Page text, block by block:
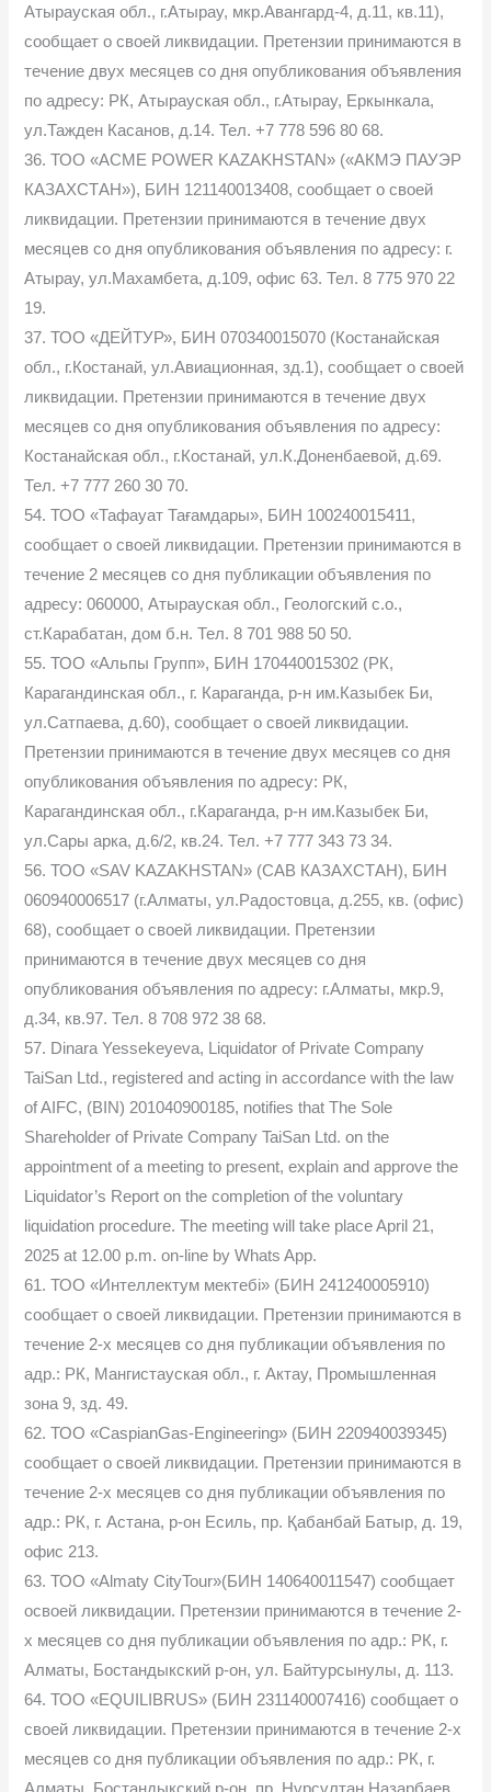
Атырауская обл., г.Атырау, мкр.Авангард-4, д.11, кв.11),
сообщает о своей ликвидации. Претензии принимаются в
течение двух месяцев со дня опубликования объявления
по адресу: РК, Атырауская обл., г.Атырау, Еркынкала,
ул.Тажден Касанов, д.14. Тел. +7 778 596 80 68.
36. ТОО «АСМЕ POWER KAZAKHSTAN» («АКМЭ ПАУЭР
КАЗАХСТАН»), БИН 121140013408, сообщает о своей
ликвидации. Претензии принимаются в течение двух
месяцев со дня опубликования объявления по адресу: г.
Атырау, ул.Махамбета, д.109, офис 63. Тел. 8 775 970 22
19.
37. ТОО «ДЕЙТУР», БИН 070340015070 (Костанайская
обл., г.Костанай, ул.Авиационная, зд.1), сообщает о своей
ликвидации. Претензии принимаются в течение двух
месяцев со дня опубликования объявления по адресу:
Костанайская обл., г.Костанай, ул.К.Доненбаевой, д.69.
Тел. +7 777 260 30 70.
54. ТОО «Тафауат Тағамдары», БИН 100240015411,
сообщает о своей ликвидации. Претензии принимаются в
течение 2 месяцев со дня публикации объявления по
адресу: 060000, Атырауская обл., Геологский с.о.,
ст.Карабатан, дом б.н. Тел. 8 701 988 50 50.
55. ТОО «Альпы Групп», БИН 170440015302 (РК,
Карагандинская обл., г. Караганда, р-н им.Казыбек Би,
ул.Сатпаева, д.60), сообщает о своей ликвидации.
Претензии принимаются в течение двух месяцев со дня
опубликования объявления по адресу: РК,
Карагандинская обл., г.Караганда, р-н им.Казыбек Би,
ул.Сары арка, д.6/2, кв.24. Тел. +7 777 343 73 34.
56. ТОО «SAV KAZAKHSTAN» (САВ КАЗАХСТАН), БИН
060940006517 (г.Алматы, ул.Радостовца, д.255, кв. (офис)
68), сообщает о своей ликвидации. Претензии
принимаются в течение двух месяцев со дня
опубликования объявления по адресу: г.Алматы, мкр.9,
д.34, кв.97. Тел. 8 708 972 38 68.
57. Dinara Yessekeyeva, Liquidator of Private Company
TaiSan Ltd., registered and acting in accordance with the law
of AIFC, (BIN) 201040900185, notifies that The Sole
Shareholder of Private Company TaiSan Ltd. on the
appointment of a meeting to present, explain and approve the
Liquidator’s Report on the completion of the voluntary
liquidation procedure. The meeting will take place April 21,
2025 at 12.00 p.m. on-line by Whats App.
61. ТОО «Интеллектум мектебі» (БИН 241240005910)
сообщает о своей ликвидации. Претензии принимаются в
течение 2-х месяцев со дня публикации объявления по
адр.: РК, Мангистауская обл., г. Актау, Промышленная
зона 9, зд. 49.
62. ТОО «CaspianGas-Engineering» (БИН 220940039345)
сообщает о своей ликвидации. Претензии принимаются в
течение 2-х месяцев со дня публикации объявления по
адр.: РК, г. Астана, р-он Есиль, пр. Қабанбай Батыр, д. 19,
офис 213.
63. ТОО «Almaty CityTour»(БИН 140640011547) сообщает
освоей ликвидации. Претензии принимаются в течение 2-
х месяцев со дня публикации объявления по адр.: РК, г.
Алматы, Бостандыкский р-он, ул. Байтурсынулы, д. 113.
64. ТОО «EQUILIBRUS» (БИН 231140007416) сообщает о
своей ликвидации. Претензии принимаются в течение 2-х
месяцев со дня публикации объявления по адр.: РК, г.